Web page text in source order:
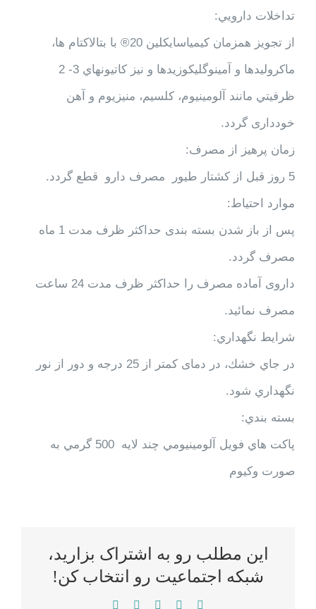
تداخلات دارويي:
از تجويز همزمان کیمیاسايكلين 20® با بتالاکتام ها،
ماکرولیدها و آمینوگلیکوزیدها و نیز كاتيونهاي 3- 2
ظرفيتي مانند آلومينيوم، كلسيم، منيزيوم و آهن
خودداری گردد.
زمان پرهيز از مصرف:
5 روز قبل از كشتار طيور مصرف دارو قطع گردد.
موارد احتياط:
پس از باز شدن بسته بندی حداکثر ظرف مدت 1 ماه
مصرف گردد.
داروی آماده مصرف را حداکثر ظرف مدت 24 ساعت
مصرف نمائید.
شرايط نگهداري:
در جاي خشك، در دمای کمتر از 25 درجه و دور از نور
نگهداري شود.
بسته بندي:
پاكت هاي فويل آلومينيومي چند لايه 500 گرمي به
صورت وكيوم
این مطلب رو به اشتراک بزارید،
شبکه اجتماعیت رو انتخاب کن!
Facebook
Twitter
Reddit
LinkedIn